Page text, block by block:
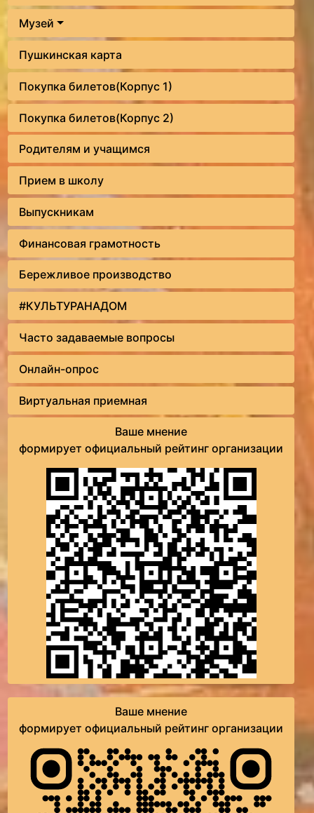
Музей
Пушкинская карта
Покупка билетов(Корпус 1)
Покупка билетов(Корпус 2)
Родителям и учащимся
Прием в школу
Выпускникам
Финансовая грамотность
Бережливое производство
#КУЛЬТУРАНАДОМ
Часто задаваемые вопросы
Онлайн-опрос
Виртуальная приемная
Ваше мнение
формирует официальный рейтинг организации
Ваше мнение
формирует официальный рейтинг организации